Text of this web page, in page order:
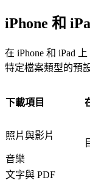
iPhone 和
在 iPhone 和 iPad
特定檔案類型的預
下載項目
照片與影片
音樂
文字與 PDF